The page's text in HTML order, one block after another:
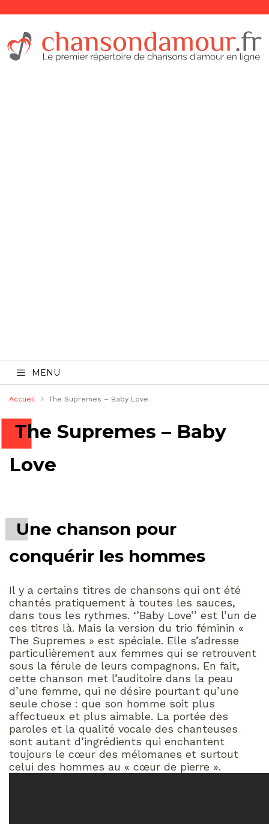
MENU
Accueil The Supremes – Baby Love
The Supremes – Baby
Love
Une chanson pour
conquérir les hommes
Il y a certains titres de chansons qui ont été
chantés pratiquement à toutes les sauces,
dans tous les rythmes. ‘’Baby Love’’ est l’un de
ces titres là. Mais la version du trio féminin «
The Supremes » est spéciale. Elle s’adresse
particulièrement aux femmes qui se retrouvent
sous la férule de leurs compagnons. En fait,
cette chanson met l’auditoire dans la peau
d’une femme, qui ne désire pourtant qu’une
seule chose : que son homme soit plus
affectueux et plus aimable. La portée des
paroles et la qualité vocale des chanteuses
sont autant d’ingrédients qui enchantent
toujours le cœur des mélomanes et surtout
celui des hommes au « cœur de pierre ».